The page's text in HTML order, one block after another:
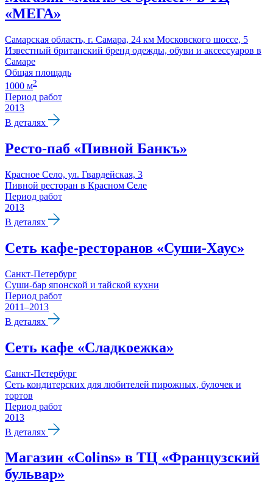
«МЕГА»
Самарская область, г. Самара, 24 км Московского шоссе, 5
Известный британский бренд одежды, обуви и аксессуаров в
Самаре
Общая площадь
1000 м2
Период работ
2013
В деталях
Ресто-паб «Пивной Банкъ»
Красное Село, ул. Гвардейская, 3
Пивной ресторан в Красном Селе
Период работ
2013
В деталях
Сеть кафе-ресторанов «Суши-Хаус»
Санкт-Петербург
Суши-бар японской и тайской кухни
Период работ
2011–2013
В деталях
Сеть кафе «Сладкоежка»
Санкт-Петербург
Сеть кондитерских для любителей пирожных, булочек и
тортов
Период работ
2013
В деталях
Магазин «Colins» в ТЦ «Французский
бульвар»